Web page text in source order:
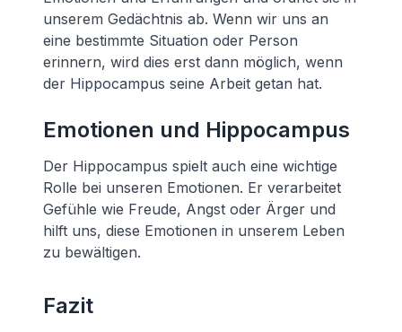
unserem Gedächtnis ab. Wenn wir uns an
eine bestimmte Situation oder Person
erinnern, wird dies erst dann möglich, wenn
der Hippocampus seine Arbeit getan hat.
Emotionen und Hippocampus
Der Hippocampus spielt auch eine wichtige
Rolle bei unseren Emotionen. Er verarbeitet
Gefühle wie Freude, Angst oder Ärger und
hilft uns, diese Emotionen in unserem Leben
zu bewältigen.
Fazit